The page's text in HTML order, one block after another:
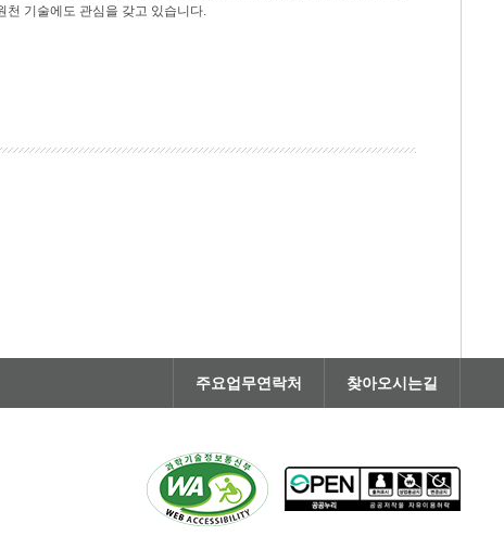
천 기술에도 관심을 갖고 있습니다.
주요업무연락처 찾아오시는길